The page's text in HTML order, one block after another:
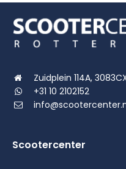
Zuidplein 114A,
+31 10 2102152
Scootercenter